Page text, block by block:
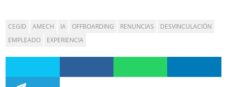
CEGID AMECH IA OFFBOARDING RENUNCIAS
DESVINCULACIÓN
EMPLEADO
EXPERIENCIA